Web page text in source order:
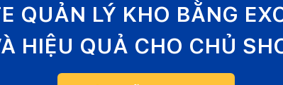
QUẢN LÝ KHO BẰNG
HIỆU QUẢ CHO CHỦ